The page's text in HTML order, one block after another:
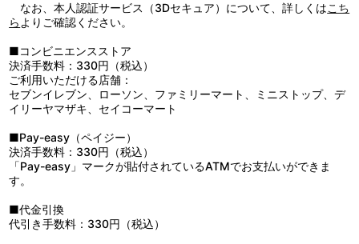
なお、本人認証サービス（3Dセキュア）について、詳しくはこち
ら よりご確認ください。
■コンビニエンスストア
決済手数料：330円（税込）
ご利用いただける店舗：
セブンイレブン、ローソン、ファミリーマート、ミニストップ、デ
イリーヤマザキ、セイコーマート
■Pay-easy（ペイジー）
決済手数料：330円（税込）
「Pay-easy」マークが貼付されているATMでお支払いができま
す。
■代金引換
代引き手数料：330円（税込）